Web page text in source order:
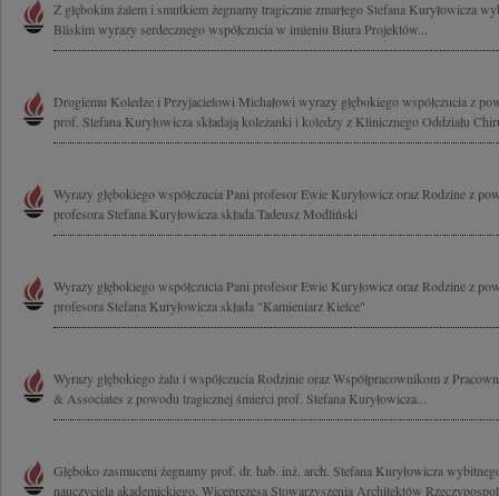
Z głębokim żalem i smutkiem żegnamy tragicznie zmarłego Stefana Kuryłowicza
Bliskim wyrazy serdecznego współczucia w imieniu Biura Projektów...
Drogiemu Koledze i Przyjacielowi Michałowi wyrazy głębokiego współczucia z
prof. Stefana Kuryłowicza składają koleżanki i koledzy z Klinicznego Oddziału
Wyrazy głębokiego współczucia Pani profesor Ewie Kuryłowicz oraz Rodzine z
profesora Stefana Kuryłowicza składa Tadeusz Modliński
Wyrazy głębokiego współczucia Pani profesor Ewie Kuryłowicz oraz Rodzine z
profesora Stefana Kuryłowicza składa "Kamieniarz Kielce"
Wyrazy głębokiego żalu i współczucia Rodzinie oraz Współpracownikom z
& Associates z powodu tragicznej śmierci prof. Stefana Kuryłowicza...
Głęboko zasmuceni żegnamy prof. dr. hab. inż. arch. Stefana Kuryłowicza
nauczyciela akademickiego, Wiceprezesa Stowarzyszenia Architektów